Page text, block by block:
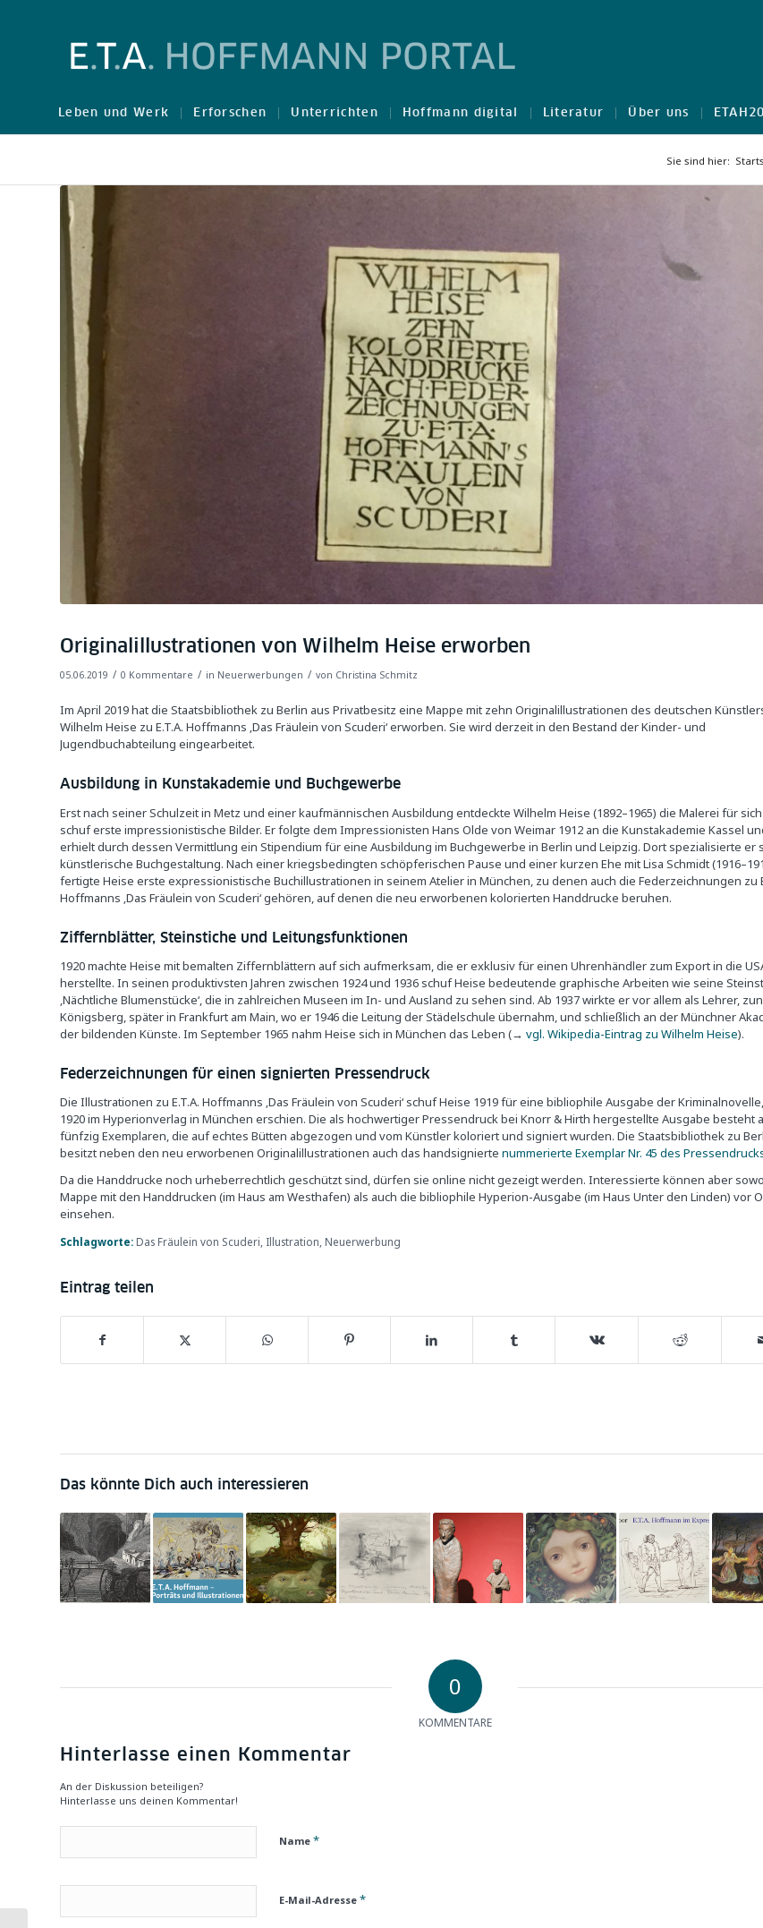
Leben und Werk Erforschen Unterrichten Hoffmann digital Literatur Über uns
Sie sind hier:
Originalillustrationen von Wilhelm Heise erworben
05.06.2019 / 0 Kommentare / in Neuerwerbungen / von Christina Schmitz
Im April 2019 hat die Staatsbibliothek zu Berlin aus Privatbesitz eine Mappe mit zehn Originalillustrationen des deutschen
Wilhelm Heise zu E.T.A. Hoffmanns ‚Das Fräulein von Scuderi‘ erworben. Sie wird derzeit in den Bestand der Kinder- und
Jugendbuchabteilung eingearbeitet.
Ausbildung in Kunstakademie und Buchgewerbe
Erst nach seiner Schulzeit in Metz und einer kaufmännischen Ausbildung entdeckte Wilhelm Heise (1892–1965) die Malerei für
schuf erste impressionistische Bilder. Er folgte dem Impressionisten Hans Olde von Weimar 1912 an die Kunstakademie Kassel
erhielt durch dessen Vermittlung ein Stipendium für eine Ausbildung im Buchgewerbe in Berlin und Leipzig. Dort spezialisierte er
künstlerische Buchgestaltung. Nach einer kriegsbedingten schöpferischen Pause und einer kurzen Ehe mit Lisa Schmidt
fertigte Heise erste expressionistische Buchillustrationen in seinem Atelier in München, zu denen auch die Federzeichnungen zu
Hoffmanns ‚Das Fräulein von Scuderi‘ gehören, auf denen die neu erworbenen kolorierten Handdrucke beruhen.
Ziffernblätter, Steinstiche und Leitungsfunktionen
1920 machte Heise mit bemalten Ziffernblättern auf sich aufmerksam, die er exklusiv für einen Uhrenhändler zum Export in die
herstellte. In seinen produktivsten Jahren zwischen 1924 und 1936 schuf Heise bedeutende graphische Arbeiten wie seine
‚Nächtliche Blumenstücke‘, die in zahlreichen Museen im In- und Ausland zu sehen sind. Ab 1937 wirkte er vor allem als Lehrer,
Königsberg, später in Frankfurt am Main, wo er 1946 die Leitung der Städelschule übernahm, und schließlich an der Münchner
der bildenden Künste. Im September 1965 nahm Heise sich in München das Leben (→ vgl. Wikipedia-Eintrag zu Wilhelm Heise).
Federzeichnungen für einen signierten Pressendruck
Die Illustrationen zu E.T.A. Hoffmanns ‚Das Fräulein von Scuderi‘ schuf Heise 1919 für eine bibliophile Ausgabe der
1920 im Hyperionverlag in München erschien. Die als hochwertiger Pressendruck bei Knorr & Hirth hergestellte Ausgabe besteht
fünfzig Exemplaren, die auf echtes Bütten abgezogen und vom Künstler koloriert und signiert wurden. Die Staatsbibliothek zu
besitzt neben den neu erworbenen Originalillustrationen auch das handsignierte nummerierte Exemplar Nr. 45 des
Da die Handdrucke noch urheberrechtlich geschützt sind, dürfen sie online nicht gezeigt werden. Interessierte können aber
Mappe mit den Handdrucken (im Haus am Westhafen) als auch die bibliophile Hyperion-Ausgabe (im Haus Unter den Linden) vor
einsehen.
Schlagworte: Das Fräulein von Scuderi Illustration Neuerwerbung
Eintrag teilen
Das könnte Dich auch interessieren
0
KOMMENTARE
Hinterlasse einen Kommentar
An der Diskussion beteiligen?
Hinterlasse uns deinen Kommentar!
Name *
E-Mail-Adresse *